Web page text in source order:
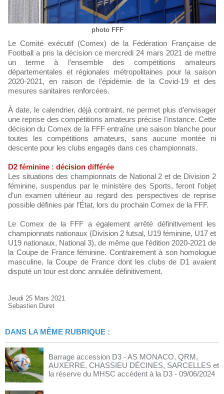
photo FFF
Le Comité exécutif (Comex) de la Fédération Française de
Football a pris la décision ce mercredi 24 mars 2021 de mettre
un terme à l’ensemble des compétitions amateurs
départementales et régionales métropolitaines pour la saison
2020-2021, en raison de l’épidémie de la Covid-19 et des
mesures sanitaires renforcées.
À date, le calendrier, déjà contraint, ne permet plus d’envisager
une reprise des compétitions amateurs précise l'instance. Cette
décision du Comex de la FFF entraîne une saison blanche pour
toutes les compétitions amateurs, sans aucune montée ni
descente pour les clubs engagés dans ces championnats.
D2 féminine : décision différée
Les situations des championnats de National 2 et de Division 2
féminine, suspendus par le ministère des Sports, feront l’objet
d’un examen ultérieur au regard des perspectives de reprise
possible définies par l’État, lors du prochain Comex de la FFF.
Le Comex de la FFF a également arrêté définitivement les
championnats nationaux (Division 2 futsal, U19 féminine, U17 et
U19 nationaux, National 3), de même que l’édition 2020-2021 de
la Coupe de France féminine. Contrairement à son homologue
masculine, la Coupe de France dont les clubs de D1 avaient
disputé un tour est donc annulée définitivement.
Jeudi 25 Mars 2021
Sebastien Duret
DANS LA MÊME RUBRIQUE :
Barrage accession D3 - AS MONACO, QRM,
AUXERRE, CHASSIEU DÉCINES, SARCELLES et
la réserve du MHSC accèdent à la D3 - 09/06/2024